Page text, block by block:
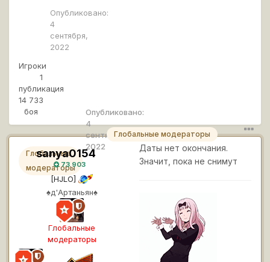
Опубликовано:
4
сентября,
2022
Игроки
1
публикация
14 733
боя
Глобальные
модераторы
s
y
a
sanya0154
73 903
[HJLO]
♠д'Артаньян♠
Глобальные
модераторы
Глобальные модераторы
Опубликовано:
4
сентября,
2022
Даты нет окончания.
Значит, пока не снимут